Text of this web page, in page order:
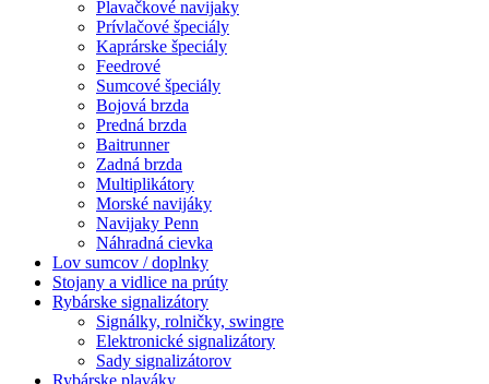
Plavačkové navijaky
Prívlačové špeciály
Kaprárske špeciály
Feedrové
Sumcové špeciály
Bojová brzda
Predná brzda
Baitrunner
Zadná brzda
Multiplikátory
Morské navijáky
Navijaky Penn
Náhradná cievka
Lov sumcov / doplnky
Stojany a vidlice na prúty
Rybárske signalizátory
Signálky, rolničky, swingre
Elektronické signalizátory
Sady signalizátorov
Rybárske plaváky